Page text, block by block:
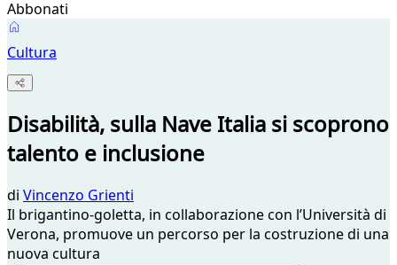
Abbonati
Cultura
Disabilità, sulla Nave Italia si scoprono
talento e inclusione
di Vincenzo Grienti
Il brigantino-goletta, in collaborazione con l’Università di
Verona, promuove un percorso per la costruzione di una
nuova cultura